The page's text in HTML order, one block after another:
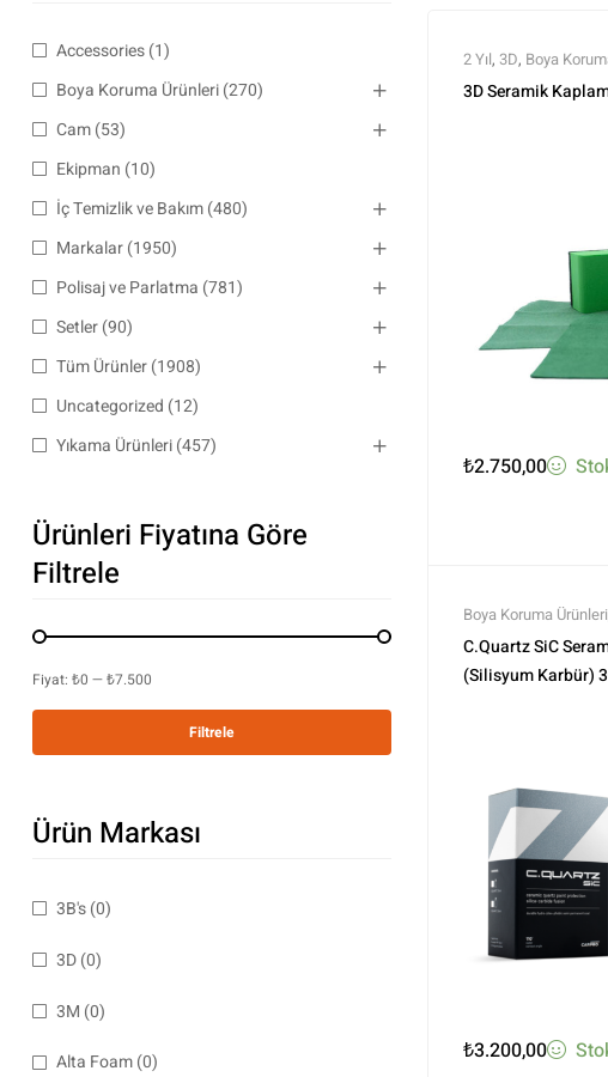
2 Yıl, 3D, Boya
Ömür,Seramik Boya
3D Seramik
₺2.750,00
Boya Koruma Ürünleri
Profesyonel
Koruma,Tüm Ürünler
C.Quartz SiC
(Silisyum Karbür)
₺3.200,00
Accessories(1)
Boya Koruma Ürünleri(270)
Cam(53)
Ekipman (10)
İç Temizlik ve Bakım(480)
Markalar(1950)
Polisaj ve Parlatma (781)
Setler(90)
Tüm Ürünler(1908)
Uncategorized (12)
Yıkama Ürünleri(457)
Ürünleri Fiyatına Göre
Filtrele
Filtrele
Fiyat: ₺0 —₺7.500
Ürün Markası
3B's(0)
3D(0)
3M (0)
Alta Foam(0)